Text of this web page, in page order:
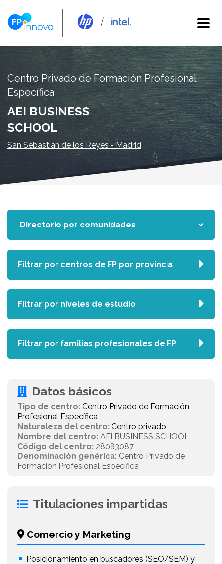
Centro Privado de Formación Profesional
Específica
AEI BUSINESS
SCHOOL
San Sebastián de los Reyes - Madrid
Datos básicos
Tipo de centro: Centro Privado de Formación
Profesional Específica
Naturaleza del centro: Centro privado
Nombre del centro: AEI BUSINESS SCHOOL
Código del centro: 28083087
Denominación genérica: Centro Privado de
Formación Profesional Específica
Titulaciones impartidas
Comercio y Marketing
Posicionamiento en buscadores (SEO/SEM) y
Filtrar por centros de FP por provincia
Filtrar por niveles de estudio
Filtrar por familias profesionales de FP